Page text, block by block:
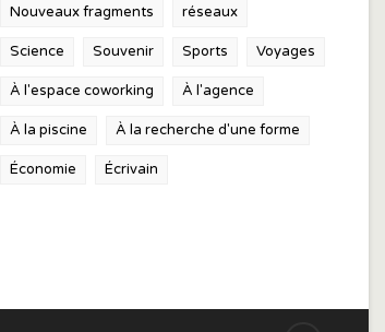
Nouveaux fragments réseaux
Science Souvenir Sports Voyages
À l'espace coworking À l'agence
À la piscine À la recherche d'une forme
Économie Écrivain